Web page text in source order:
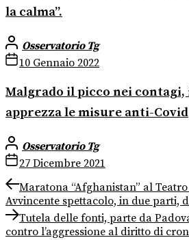
la calma”.
Osservatorio Tg
10 Gennaio 2022
Malgrado il picco nei
apprezza le misure anti-Covid
Osservatorio Tg
27 Dicembre 2021
Navigazione
articoli
Previous
post:
Maratona “Afghanistan” al
Avvincente spettacolo, in due parti,
Next
post:
Tutela delle fonti, parte da
contro l’aggressione al diritto di